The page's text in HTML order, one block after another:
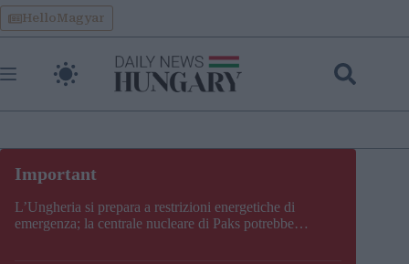
Skip
to
content
HelloMagyar
L’Ungheria si prepara a restrizioni energetiche di
emergenza; la centrale nucleare di Paks potrebbe